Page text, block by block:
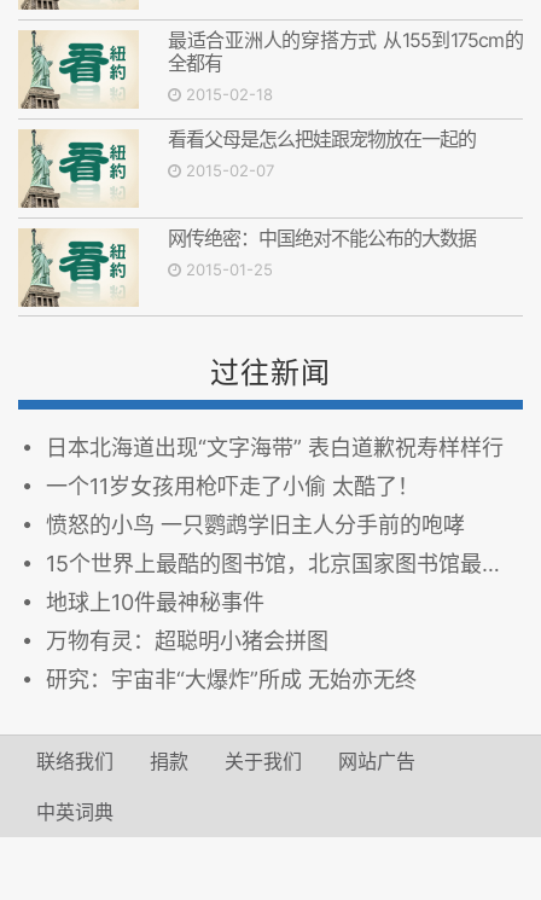
最适合亚洲人的穿搭方式 从155到175cm的
全都有
2015-02-18
看看父母是怎么把娃跟宠物放在一起的
2015-02-07
网传绝密：中国绝对不能公布的大数据
2015-01-25
过往新闻
日本北海道出现“文字海带” 表白道歉祝寿样样行
一个11岁女孩用枪吓走了小偷 太酷了！
愤怒的小鸟 一只鹦鹉学旧主人分手前的咆哮
15个世界上最酷的图书馆，北京国家图书馆最没创意
地球上10件最神秘事件
万物有灵：超聪明小猪会拼图
研究：宇宙非“大爆炸”所成 无始亦无终
联络我们 捐款 关于我们 网站广告
中英词典